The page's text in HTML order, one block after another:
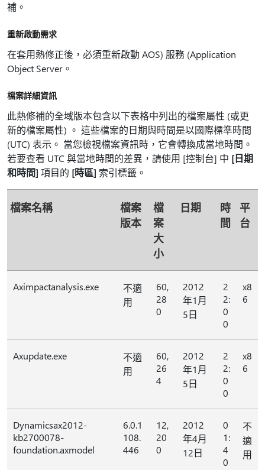
補。
重新啟動需求
在套用熱修正後，必須重新啟動 AOS) 服務 (Application
Object Server。
檔案詳細資訊
此熱修補的全域版本包含以下表格中列出的檔案屬性 (或更
新的檔案屬性) 。 這些檔案的日期與時間是以國際標準時間
(UTC) 表示。 當您檢視檔案資訊時，它會轉換成當地時間。
若要查看 UTC 與當地時間的差異，請使用 [控制台] 中 [日期
和時間] 項目的 [時區] 索引標籤。
檔案名稱
檔案
版本
檔
案
大
小
日期
時
間
平
台
Aximpactanalysis.exe
不適
用
60,
28
0
2012
年1月
5日
2
2:
0
0
x8
6
Axupdate.exe
不適
用
60,
26
4
2012
年1月
5日
2
2:
0
0
x8
6
Dynamicsax2012-
kb2700078-
foundation.axmodel
6.0.1
108.
446
12,
20
0
2012
年4月
12日
0
1:
4
0
不
適
用